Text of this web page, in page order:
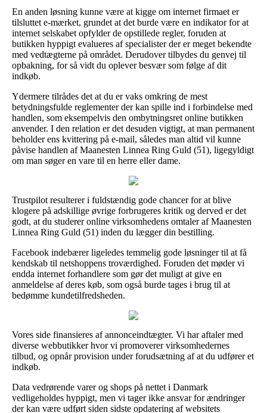
En anden løsning kunne være at kigge om internet firmaet er
tilsluttet e-mærket, grundet at det burde være en indikator for at
internet selskabet opfylder de opstillede regler, foruden at
butikken hyppigt evalueres af specialister der er meget bekendte
med vedtægterne på området. Derudover tilbydes du genvej til
opbakning, for så vidt du oplever besvær som følge af dit
indkøb.
Ydermere tilrådes det at du er vaks omkring de mest
betydningsfulde reglementer der kan spille ind i forbindelse med
handlen, som eksempelvis den ombytningsret online butikken
anvender. I den relation er det desuden vigtigt, at man permanent
beholder ens kvittering på e-mail, således man altid vil kunne
påvise handlen af Maanesten Linnea Ring Guld (51), ligegyldigt
om man søger en vare til en herre eller dame.
Trustpilot resulterer i fuldstændig gode chancer for at blive
klogere på adskillige øvrige forbrugeres kritik og derved er det
godt, at du studerer online virksomhedens omtaler af Maanesten
Linnea Ring Guld (51) inden du lægger din bestilling.
Facebook indebærer ligeledes temmelig gode løsninger til at få
kendskab til netshoppens troværdighed. Foruden det møder vi
endda internet forhandlere som gør det muligt at give en
anmeldelse af deres køb, som også burde tages i brug til at
bedømme kundetilfredsheden.
Vores side finansieres af annonceindtægter. Vi har aftaler med
diverse webbutikker hvor vi promoverer virksomhedernes
tilbud, og opnår provision under forudsætning af at du udfører et
indkøb.
Data vedrørende varer og shops på nettet i Danmark
vedligeholdes hyppigt, men vi tager ikke ansvar for ændringer
der kan være udført siden sidste opdatering af websitets